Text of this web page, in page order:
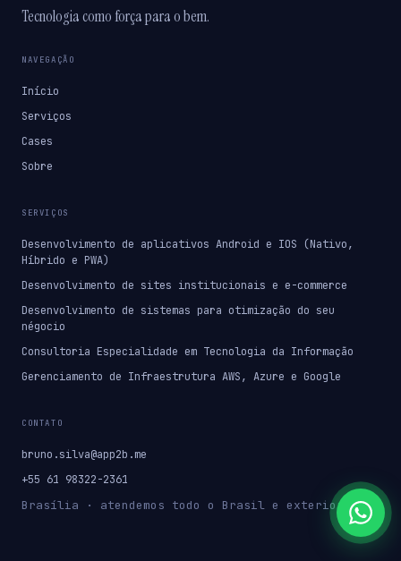
Tecnologia como força para o bem.
NAVEGAÇÃO
Início
Serviços
Cases
Sobre
SERVIÇOS
Desenvolvimento de aplicativos Android e IOS (Nativo,
Híbrido e PWA)
Desenvolvimento de sites institucionais e e-commerce
Desenvolvimento de sistemas para otimização do seu
négocio
Consultoria Especialidade em Tecnologia da Informação
Gerenciamento de Infraestrutura AWS, Azure e Google
CONTATO
bruno.silva@app2b.me
+55 61 98322-2361
Brasília · atendemos todo o Brasil e exterior